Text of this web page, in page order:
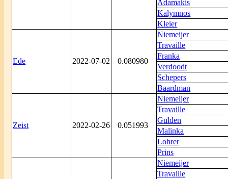
Adamakis
Kalymnos
Kleier
Ede 2022-07-02 0.080980
Niemeijer
Travaille
Franka
Verdoodt
Schepers
Baardman
Zeist 2022-02-26 0.051993
Niemeijer
Travaille
Gulden
Malinka
Lohrer
Prins
Niemeijer
Travaille